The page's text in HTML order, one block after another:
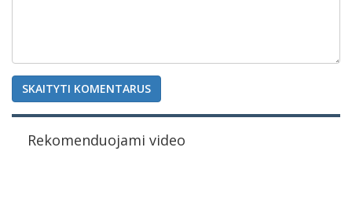
SKAITYTI KOMENTARUS
Rekomenduojami video